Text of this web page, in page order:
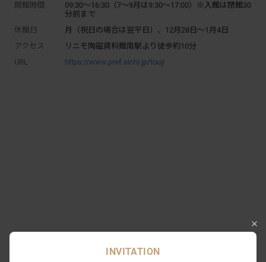
開館時間
09:30～16:30（7～9月は9:30～17:00）※入館は閉館30
分前まで
休館日
月（祝日の場合は翌平日）、12月28日～1月4日
アクセス
リニモ陶磁資料館南駅より徒歩約10分
URL
https://www.pref.aichi.jp/touji
INVITATION